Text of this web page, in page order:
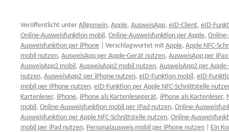
Veröffentlicht unter Allgemein, Apple, AusweisApp, eID-Client, eID-
Online-Ausweisfunktion mobil, Online-Ausweisfunktion per Apple,
Ausweisfunktion per iPhone
Verschlagwortet mit Apple, Apple NFC-
mobil nutzen, AusweisApp per Apple-Gerät nutzen, AusweisApp per
AusweisApp2 mobil, AusweisApp2 mobil nutzen, AusweisApp2 per
nutzen, AusweisApp2 per iPhone nutzen, eID-Funktion mobil, eID-
mobil per IPhone nutzen, eID-Funktion per Apple NFC-Schnittstelle
Kartenleser, iPhone, iPhone als Kartenlesegerät, iPhone als Kartenleser,
mobil, Online-Ausweisfunktion mobil per IPad nutzen, Online-
Ausweisfunktion per Apple NFC-Schnittstelle nutzen, Online-
mobil per iPad nutzen, Personalausweis mobil per iPhone nutzen Ein